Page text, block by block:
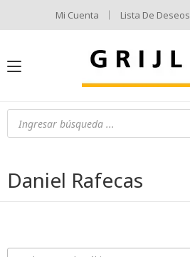
Mi Cuenta Lista De Deseos
Daniel Rafecas